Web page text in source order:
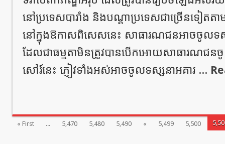
នៅប្រទេសបារាំង និងបណ្តាប្រទេសជាច្រើនទៀតតា
នៅក្នុងឱកាសពិសេសនេះ សាធារណជនអាចចូលទស្ស
ដែលជាធម្មតាមិនត្រូវបានបើកអោយសាធារណជនចូ
សៅរ៍នេះ ភ្ញៀវទាំងអស់អាចចូលទស្សនាអគារ ...
« First ... 5,470 5,480 5,490 « 5,499 5,500